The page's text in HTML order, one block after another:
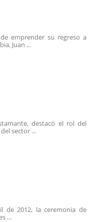
emprender su regreso a
Juan ...
destacó el rol del
sector ...
de 2012, la ceremonia de
...